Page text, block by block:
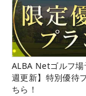
ALBA Netゴルフ
週更新】特別優待
ちら！